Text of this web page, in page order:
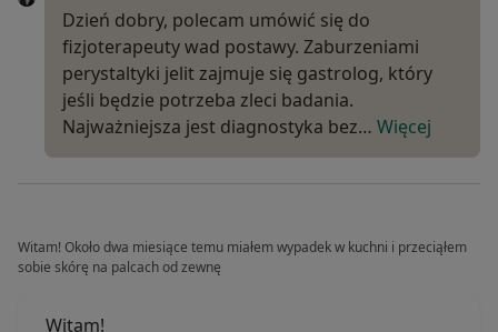
Dzień dobry, polecam umówić się do
fizjoterapeuty wad postawy. Zaburzeniami
perystaltyki jelit zajmuje się gastrolog, który
jeśli będzie potrzeba zleci badania.
Najważniejsza jest diagnostyka bez… Więcej
Witam! Około dwa miesiące temu miałem wypadek w kuchni i przeciąłem
sobie skórę na palcach od zewnę
Witam!